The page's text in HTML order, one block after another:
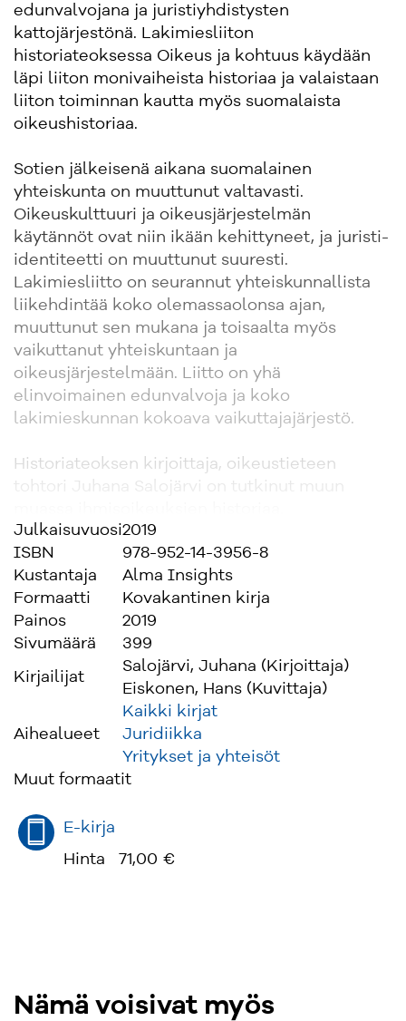
edunvalvojana ja juristiyhdistysten
kattojärjestönä. Lakimiesliiton
historiateoksessa Oikeus ja kohtuus käydään
läpi liiton monivaiheista historiaa ja valaistaan
liiton toiminnan kautta myös suomalaista
oikeushistoriaa.
Sotien jälkeisenä aikana suomalainen
yhteiskunta on muuttunut valtavasti.
Oikeuskulttuuri ja oikeusjärjestelmän
käytännöt ovat niin ikään kehittyneet, ja juristi-
identiteetti on muuttunut suuresti.
Lakimiesliitto on seurannut yhteiskunnallista
liikehdintää koko olemassaolonsa ajan,
muuttunut sen mukana ja toisaalta myös
vaikuttanut yhteiskuntaan ja
oikeusjärjestelmään. Liitto on yhä
elinvoimainen edunvalvoja ja koko
lakimieskunnan kokoava vaikuttajajärjestö.
Historiateoksen kirjoittaja, oikeustieteen
tohtori Juhana Salojärvi on tutkinut muun
Julkaisuvuosi2019
ISBN
978-952-14-3956-8
Kustantaja
Alma Insights
Formaatti
Kovakantinen kirja
Painos
2019
Sivumäärä
399
Kirjailijat
Salojärvi, Juhana (Kirjoittaja)
Eiskonen, Hans (Kuvittaja)
Aihealueet
Kaikki kirjat
Juridiikka
Yritykset ja yhteisöt
Muut formaatit
E-kirja
Hinta
71,00 €
Nämä voisivat myös